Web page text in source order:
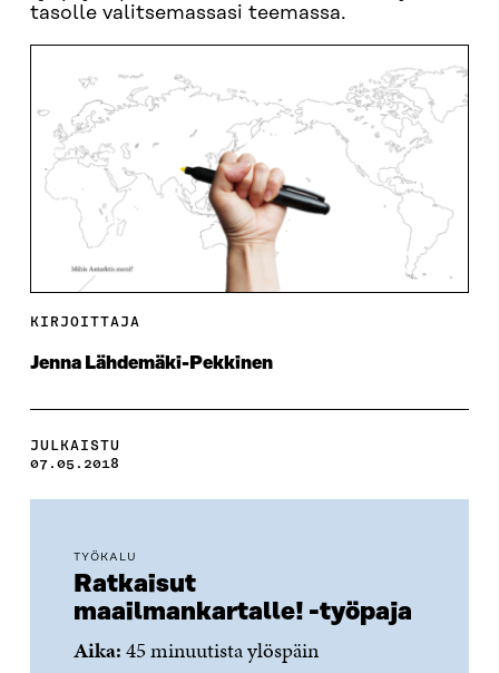
tasolle valitsemassasi teemassa.
KIRJOITTAJA
Jenna Lähdemäki-Pekkinen
JULKAISTU
07.05.2018
TYÖKALU
Ratkaisut
maailmankartalle! -työpaja
Aika:45 minuutista ylöspäin